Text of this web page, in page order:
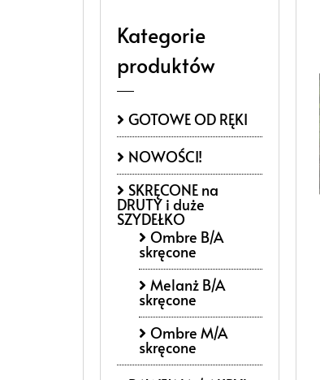
Kategorie
produktów
GOTOWE OD RĘKI
NOWOŚCI!
SKRĘCONE na
DRUTY i duże
SZYDEŁKO
Ombre B/A
skręcone
Melanż B/A
skręcone
Ombre M/A
skręcone